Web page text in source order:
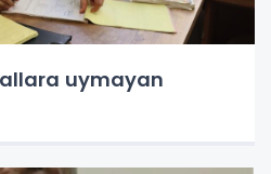
uymayan